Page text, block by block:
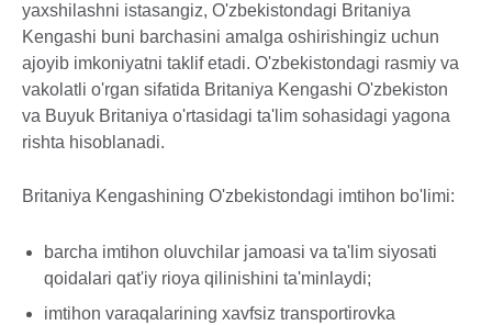
yaxshilashni istasangiz, O'zbekistondagi Britaniya
Kengashi buni barchasini amalga oshirishingiz uchun
ajoyib imkoniyatni taklif etadi. O'zbekistondagi rasmiy va
vakolatli o'rgan sifatida Britaniya Kengashi O'zbekiston
va Buyuk Britaniya o'rtasidagi ta'lim sohasidagi yagona
rishta hisoblanadi.
Britaniya Kengashining O'zbekistondagi imtihon bo'limi:
barcha imtihon oluvchilar jamoasi va ta'lim siyosati
qoidalari qat'iy rioya qilinishini ta'minlaydi;
imtihon varaqalarining xavfsiz transportirovka